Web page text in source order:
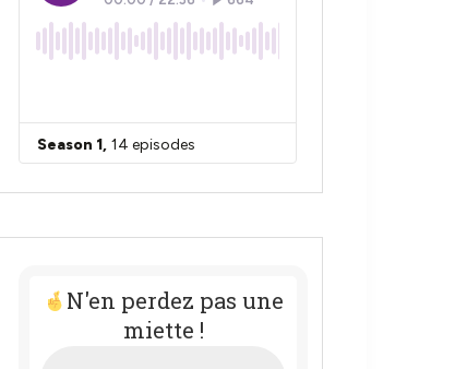
N'en perdez pas une
miette !